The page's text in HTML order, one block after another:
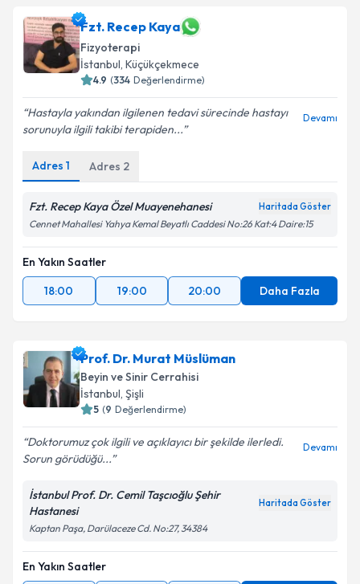
bilgilendireceğiz.
E-posta Adresiniz
Kişisel verilerimin işlenmesine ilişkin
kapsamda işlenmesini kabul ediyorum.
Takvim Talebini Gönder
Fzt. Recep Kaya
Fizyoterapi
İstanbul, Küçükçekmece
4.9 (334 Değerlendirme)
Hastayla yakından ilgilenen tedavi sürecinde hastayı
sorunuyla ilgili takibi terapiden...
Devamı
Adres 1 Adres 2
Fzt. Recep Kaya Özel Muayenehanesi Haritada Göster
Cennet Mahallesi Yahya Kemal Beyatlı Caddesi No:26 Kat:4 Daire:15
En Yakın Saatler
18:00
19:00 20:00 Daha Fazla
Prof. Dr. Murat Müslüman
Beyin ve Sinir Cerrahisi
İstanbul, Şişli
5 (9 Değerlendirme)
Doktorumuz çok ilgili ve açıklayıcı bir şekilde ilerledi.
Sorun görüdüğü...
Devamı
İstanbul Prof. Dr. Cemil Taşcıoğlu Şehir
Hastanesi
Haritada Göster
Kaptan Paşa, Darülaceze Cd. No:27, 34384
En Yakın Saatler